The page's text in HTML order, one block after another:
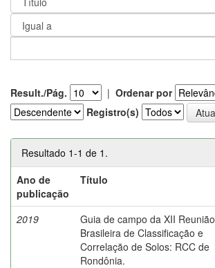
Result./Pág. | Ordenar por
Registro(s)
Resultado 1-1 de 1.
Ano de
publicação
Título
2019
Guia de campo da XII Reunião
Brasileira de Classificação e
Correlação de Solos: RCC de
Rondônia.